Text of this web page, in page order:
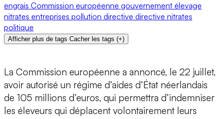
engrais Commission européenne gouvernement élevage
nitrates entreprises pollution directive directive nitrates
politique
Afficher plus de tags Cacher les tags (+)
La Commission européenne a annoncé, le 22 juillet,
avoir autorisé un régime d’aides d’État néerlandais
de 105 millions d’euros, qui permettra d’indemniser
les éleveurs qui déplacent volontairement leurs